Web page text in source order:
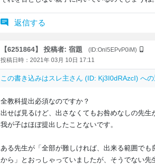
返信する
【6251864】 投稿者: 宿題
(ID:Onl5EPvP0iM)
投稿日時：2021年 03月 10日 17:11
この書き込みはスレ主さん (ID: Kj3I0dRAzcI) へ
全教科提出必須なのですか？
出せば見るけど、出さなくてもお咎めなしの先生
我が子はほぼ提出したことないです。
ある先生が「全部が難しければ、出来る範囲で
から」とおっしゃっていましたが、そうでない先